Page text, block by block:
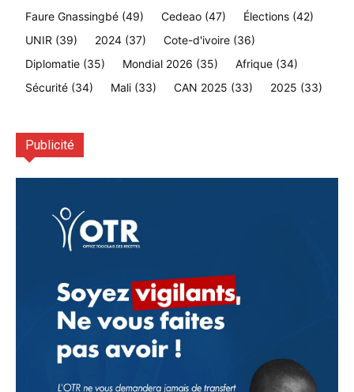
Faure Gnassingbé (49) Cedeao (47) Élections (42)
UNIR (39) 2024 (37) Cote-d'ivoire (36)
Diplomatie (35) Mondial 2026 (35) Afrique (34)
Sécurité (34) Mali (33) CAN 2025 (33) 2025 (33)
Publicité